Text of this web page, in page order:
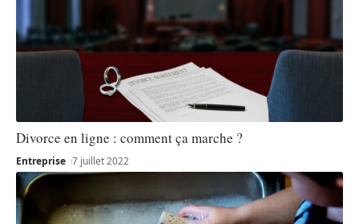
Divorce en ligne : comment ça marche ?
Entreprise 7 juillet 2022